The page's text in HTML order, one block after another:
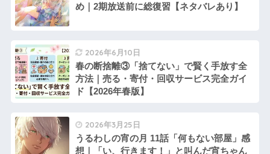
め｜2期放送前に総復習【ネタバレあり】
2026年6月10日
春の断捨離③「捨てない」で賢く手放す全
方法｜売る・寄付・回収サービス完全ガイ
ド【2026年春版】
2026年3月25日
うるわしの宵の月 11話「何もない部屋」感
想｜「い、行きます！」と叫んだ宵ちゃん